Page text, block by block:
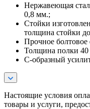
Нержавеющая
0,8 мм.;
Стойки
толщина стойки
Прочное болтовое
Толщина полки
С-образный
Настоящие условия
товары и услуги,